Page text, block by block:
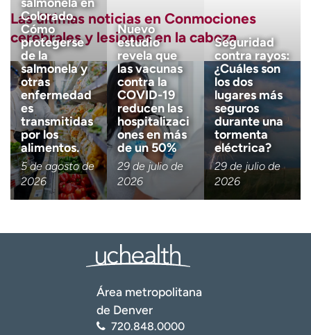
tml)
Pubmed: Biblioteca Nacional de Medicina. Manejo de la
conmoción cerebral y la lesión cerebral traumática leve:
una síntesis de las pautas de práctica
(https://pubmed.ncbi.nlm.nih.gov/31654620/)
Las últimas noticias en Conmociones
cerebrales y lesiones en la cabeza
Colorado.
Cómo
protegerse
de la
salmonela y
otras
enfermedad
es
transmitidas
por los
alimentos.
5 de agosto de
2026
Nuevo
estudio
revela que
las vacunas
contra la
COVID-19
reducen las
hospitalizaci
ones en más
de un 50%
29 de julio de
2026
Seguridad
contra rayos:
¿Cuáles son
los dos
lugares más
seguros
durante una
tormenta
eléctrica?
29 de julio de
2026
Área metropolitana
de Denver
720.848.0000